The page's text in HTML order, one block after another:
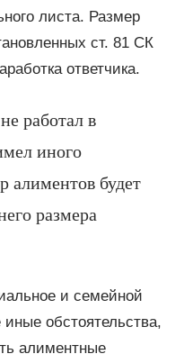
листа. Размер
ст. 81 СК
ответчика.
работал в
иного
алиментов будет
размера
и семейной
обстоятельства,
алиментные